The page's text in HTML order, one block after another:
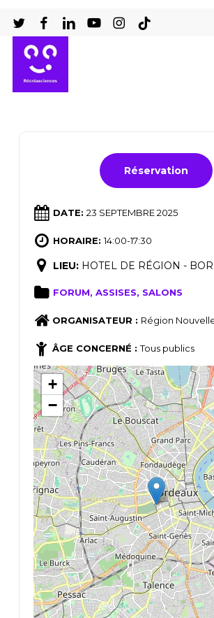
au
contenu
principal
Réservation
DATE: 23 SEPTEMBRE 2025
HORAIRE:14:00-17:30
LIEU: HOTEL DE RÉGION -
FORUM, ASSISES, SALONS
ORGANISATEUR : Région
ÂGE CONCERNÉ :Tous publics
+
−